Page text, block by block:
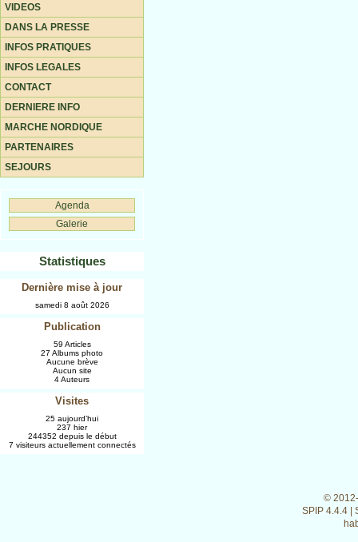
VIDEOS
DANS LA PRESSE
INFOS PRATIQUES
INFOS LEGALES
CONTACT
DERNIERE INFO
MARCHE NORDIQUE
PARTENAIRES
SEJOURS
Agenda
Galerie
Statistiques
Dernière mise à jour
samedi 8 août 2026
Publication
59 Articles
27 Albums photo
Aucune brève
Aucun site
4 Auteurs
Visites
25 aujourd’hui
237 hier
244352 depuis le début
7 visiteurs actuellement connectés
©
SPIP 4.4.4